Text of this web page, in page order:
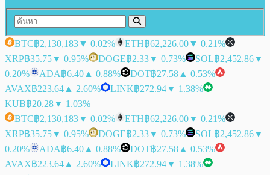
BTC฿2,130,183▼ 0.02% ETH฿62,226.00▼ 0.21%
XRP฿35.75▼ 0.95% DOGE฿2.33▼ 0.73% SOL฿2,452.86▼
0.20%
ADA฿6.40 ▲ 0.88% DOT฿27.58 ▲ 0.53%
AVAX฿223.64 ▲ 2.60% LINK฿272.94▼ 1.38%
KUB฿20.28▼ 1.03%
BTC฿2,130,183▼ 0.02% ETH฿62,226.00▼ 0.21%
XRP฿35.75▼ 0.95% DOGE฿2.33▼ 0.73% SOL฿2,452.86▼
0.20%
ADA฿6.40 ▲ 0.88% DOT฿27.58 ▲ 0.53%
AVAX฿223.64 ▲ 2.60% LINK฿272.94▼ 1.38%